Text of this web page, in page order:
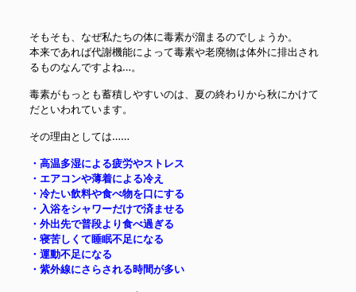
そもそも、なぜ私たちの体に毒素が溜まるのでしょうか。
本来であれば代謝機能によって毒素や老廃物は体外に排出され
るものなんですよね…。
毒素がもっとも蓄積しやすいのは、夏の終わりから秋にかけて
だといわれています。
その理由としては……
・高温多湿による疲労やストレス
・エアコンや薄着による冷え
・冷たい飲料や食べ物を口にする
・入浴をシャワーだけで済ませる
・外出先で普段より食べ過ぎる
・寝苦しくて睡眠不足になる
・運動不足になる
・紫外線にさらされる時間が多い